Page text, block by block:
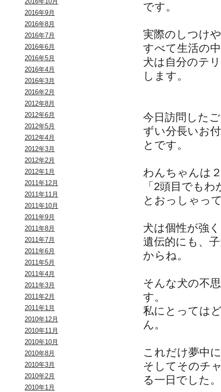
2016年9月
2016年8月
2016年7月
2016年6月
2016年5月
2016年4月
2016年3月
2016年2月
2012年8月
2012年6月
2012年5月
2012年4月
2012年3月
2012年2月
2012年1月
2011年12月
2011年11月
2011年10月
2011年9月
2011年8月
2011年7月
2011年6月
2011年5月
2011年4月
2011年3月
2011年2月
2011年1月
2010年12月
2010年11月
2010年10月
2010年8月
2010年3月
2010年2月
2010年1月
です。
実際のしつけ
すべて生活の
犬は自分のテ
します。
今日訪問した
ずい分長いお
とです。
わんちゃんは
「2頭目でも
とおっしゃっ
犬は個性が強
遺伝的にも、
からね。
そんな犬の不
す。
私にとっては
ん。
これだけ夢中
そしてそのチ
る一日でした。